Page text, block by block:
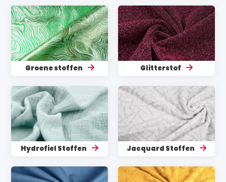
Groene stoffen Glitterstof
Hydrofiel Stoffen Jacquard Stoffen